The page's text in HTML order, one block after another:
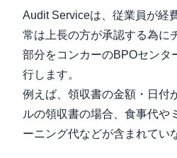
Audit Serviceは、従業員が経
常は上長の方が承認する為に
部分をコンカーのBPOセンタ
行します。
例えば、領収書の金額・日付
ルの領収書の場合、食事代や
ーニング代などが含まれてい